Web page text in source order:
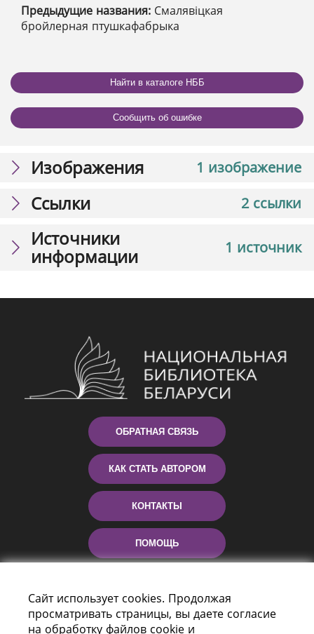
Предыдущие названия: Смалявіцкая
бройлерная птушкафабрыка
Найти в каталоге НББ
Сообщить об ошибке
1 изображение
Изображения
2 ссылки
Ссылки
1 источник
Источники
информации
ОБРАТНАЯ СВЯЗЬ
КАК СТАТЬ АВТОРОМ
КОНТАКТЫ
ПОМОЩЬ
Сайт использует cookies. Продолжая
просматривать страницы, вы даете согласие
на обработку файлов cookie и